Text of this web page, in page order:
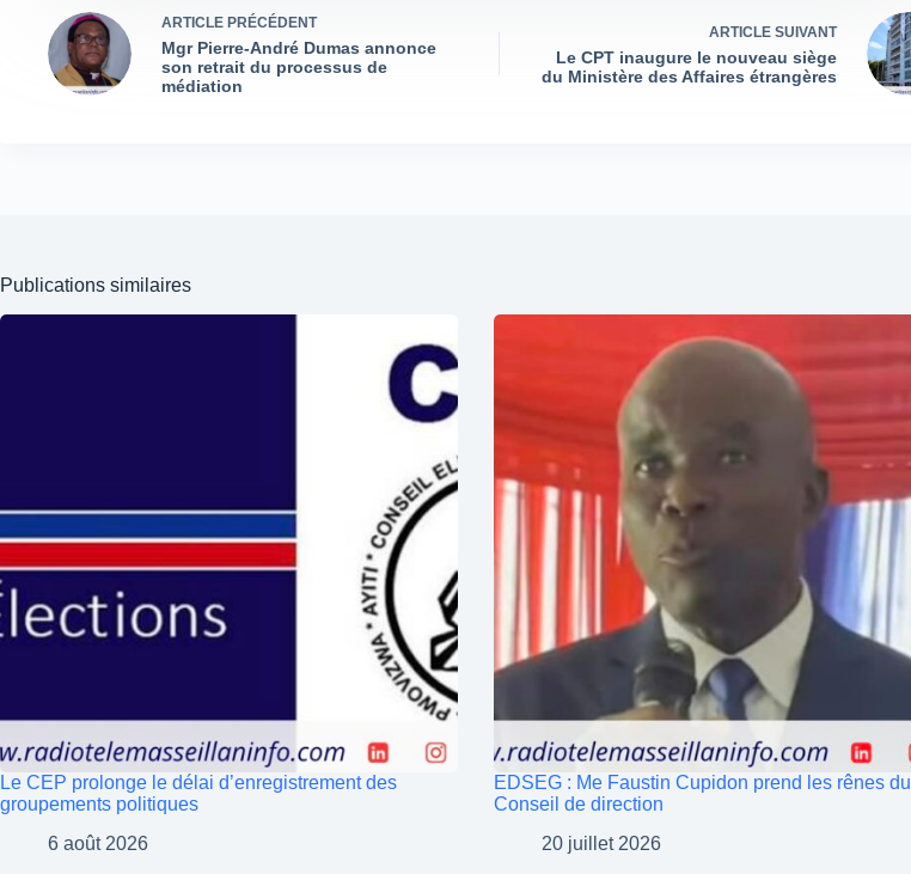
ARTICLE PRÉCÉDENT
Mgr Pierre-André Dumas annonce
son retrait du processus de
médiation
ARTICLESUIVANT
Le CPT inaugure le nouveau siège
du Ministère des Affaires étrangères
Publications similaires
Le CEP prolonge le délai d’enregistrement des
groupements politiques
6 août 2026
EDSEG : Me Faustin Cupidon prend les rênes du
Conseil de direction
20 juillet 2026